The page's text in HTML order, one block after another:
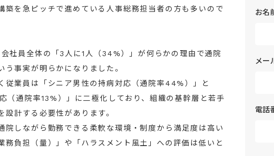
築を急ピッチで進めている人事総務担当者の方も多いので
社員全体の「3人に1人（34%）」が何らかの理由で通院
う事実が明らかになりました。
従業員は「シニア男性の持病対応（通院率44%）」と
（通院率13%）」に二極化しており、組織の基幹層と若手
計する必要性があります。
院しながら勤務できる柔軟な環境・制度から満足度は高い
務負担（量）」や「ハラスメント風土」への評価は低いと
お名
メー
電話